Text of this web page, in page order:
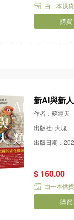
由一本供貨
購買
新AI與新
作者：蘇經天
出版社: 大塊
出版日期：
$ 160.00
由一本供貨
購買